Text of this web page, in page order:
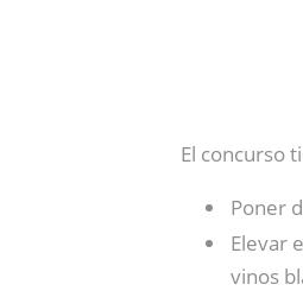
El concurso
Poner
Elevar
vinos